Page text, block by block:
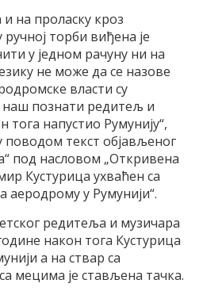
на проласку кроз
торби виђена је
у једном рачуну ни на
не може да се назове
власти су
наш познати редитељ и
тога напустио Румунију“,
поводом текст објављеног
под насловом „Откривена
Кустурица ухваћен са
аеродрому у Румунији“.
редитеља и музичара
након тога Кустурица
а на ствар са
мецима је стављена тачка.